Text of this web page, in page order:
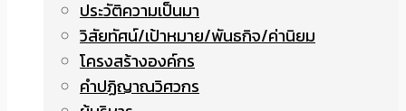
ประวัติความเป็นมา
วิสัยทัศน์/เป้าหมาย/พันธกิจ/ค่านิยม
โครงสร้างองค์กร
คำปฏิญาณวิศวกร